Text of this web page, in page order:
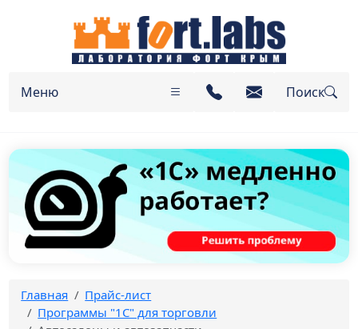
Меню Поиск
Главная
Прайс-лист
Программы "1C" для торговли